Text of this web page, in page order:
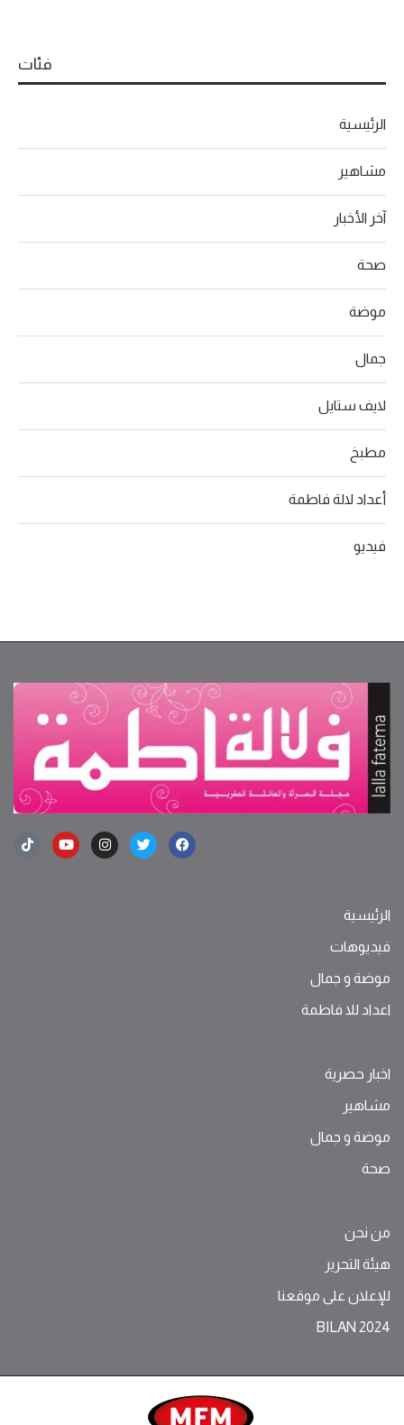
فئات
الرئيسية
مشاهير
آخر الأخبار
صحة
موضة
جمال
لايف ستايل
مطبخ
أعداد لالة فاطمة
فيديو
الرئيسية
فيديوهات
موضة ‫و‬ ‫‬‫جمال‬
اعداد للا فاطمة
اخبار حصرية
مشاهير
موضة ‫و‬ ‫‬‫جمال‬
صحة
من نحن
هيئة التحرير
للإعلان على موقعنا
BILAN 2024